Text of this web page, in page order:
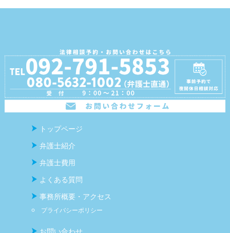
トップページ
弁護士紹介
弁護士費用
よくある質問
事務所概要・アクセス
プライバシーポリシー
お問い合わせ